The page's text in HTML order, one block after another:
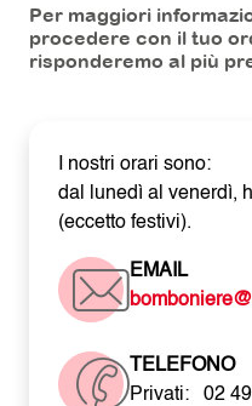
Per maggiori
procedere con il tuo
risponderemo al più
I nostri orari sono:
dal lunedì al venerdì,
(eccetto festivi).
EMAIL
TELEFONO
Privati:
02